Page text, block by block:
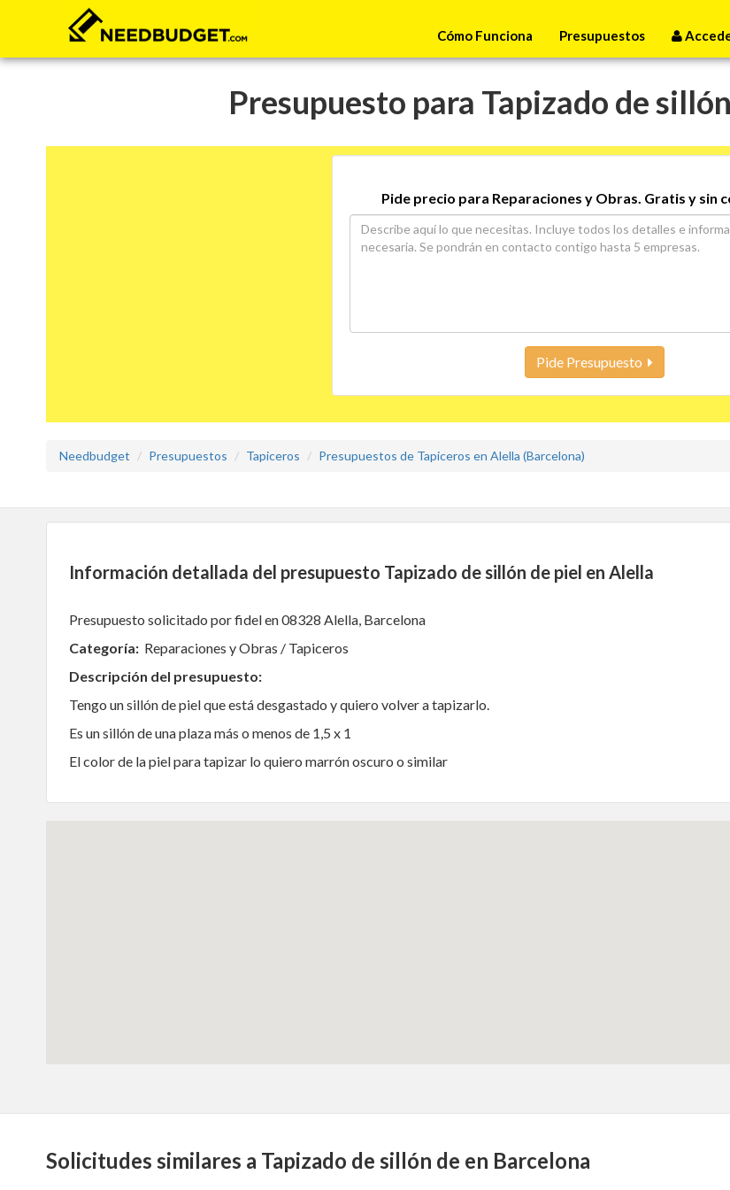
Cómo Funciona Presupuestos
Presupuesto para Tapizado de
Pide precio para Reparaciones y Obras. Gratis y sin
Pide Presupuesto
Needbudget Presupuestos Tapiceros Presupuestos de Tapiceros en Alella (Barcelona)
Información detallada del presupuesto Tapizado de sillón de piel en Alella
Presupuesto solicitado por fidel en 08328 Alella, Barcelona
Categoría: Reparaciones y Obras / Tapiceros
Descripción del presupuesto:
Tengo un sillón de piel que está desgastado y quiero volver a tapizarlo.
Es un sillón de una plaza más o menos de 1,5 x 1
El color de la piel para tapizar lo quiero marrón oscuro o similar
Solicitudes similares a Tapizado de sillón de en Barcelona